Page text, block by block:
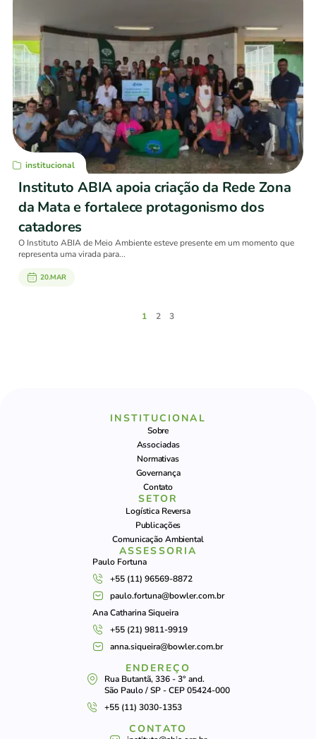
institucional
Instituto ABIA apoia criação da Rede Zona
da Mata e fortalece protagonismo dos
catadores
O Instituto ABIA de Meio Ambiente esteve presente em um momento que
representa uma virada para...
20.MAR
1 2 3
INSTITUCIONAL
Sobre
Associadas
Normativas
Governança
Contato
SETOR
Logística Reversa
Publicações
Comunicação Ambiental
ASSESSORIA
Paulo Fortuna
+55 (11) 96569-8872
paulo.fortuna@bowler.com.br
Ana Catharina Siqueira
+55 (21) 9811-9919
anna.siqueira@bowler.com.br
ENDEREÇO
Rua Butantã, 336 - 3° and.
São Paulo / SP - CEP 05424-000
+55 (11) 3030-1353
CONTATO